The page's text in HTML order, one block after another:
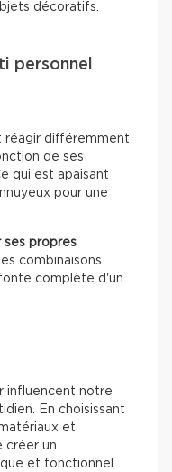
décoratifs.
personnel
réagir différemment
de ses
qui est apaisant
pour une
propres
combinaisons
complète d'un
influencent notre
En choisissant
et
créer un
et fonctionnel